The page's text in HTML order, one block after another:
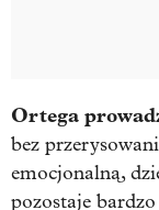
Ortega
bez
emocjonalną,
pozostaje